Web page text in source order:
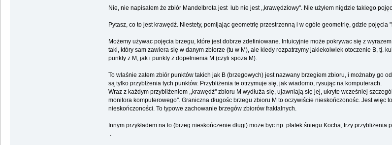
Nie, nie napisałem że zbiór Mandelbrota jest lub nie jest ,,krawędziowy''. Nie użyłem nigdzie takiego
Pytasz, co to jest krawędź. Niestety, pomijając geometrię przestrzenną i w ogóle geometrię, gdzie
Możemy używac pojęcia brzegu, które jest dobrze zdefiniowane. Intuicyjnie może pokrywac się z
taki, który sam zawiera się w danym zbiorze (tu w M), ale kiedy rozpatrzymy jakiekolwiek otoczenie B, tj.
punkty z M, jak i punkty z dopełnienia M (czyli spoza M).
To wlaśnie zatem zbiór punktów takich jak B (brzegowych) jest nazwany brzegiem zbioru, i możnaby go
są tylko przyblżenia tych punktów. Przybliżenia te otrzymuje się, jak wiadomo, rysując na komputerach.
Wraz z każdym przybliżeniem ,,krawędź'' zbioru M wydłuża się, ujawniają się jej, ukryte wcześniej
monitora komputerowego''. Graniczna długośc brzegu zbioru M to oczywiście nieskończonośc. Jest więc
nieskończoności. To typowe zachowanie brzegów zbiorów fraktalnych.
Innym przykładem na to (brzeg nieskończenie długi) może byc np. płatek śniegu Kocha, trzy przybliżenia